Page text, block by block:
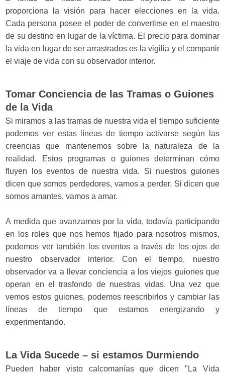
proporciona la visión para hacer elecciones en la vida.
Cada persona posee el poder de convertirse en el maestro
de su destino en lugar de la víctima. El precio para dominar
la vida en lugar de ser arrastrados es la vigilia y el compartir
el viaje de vida con su observador interior.
Tomar Conciencia de las Tramas o Guiones
de la Vida
Si miramos a las tramas de nuestra vida el tiempo suficiente
podemos ver estas líneas de tiempo activarse según las
creencias que mantenemos sobre la naturaleza de la
realidad. Estos programas o guiones determinan cómo
fluyen los eventos de nuestra vida. Si nuestros guiones
dicen que somos perdedores, vamos a perder. Si dicen que
somos amantes, vamos a amar.
A medida que avanzamos por la vida, todavía participando
en los roles que nos hemos fijado para nosotros mismos,
podemos ver también los eventos a través de los ojos de
nuestro observador interior. Con el tiempo, nuestro
observador va a llevar conciencia a los viejos guiones que
operan en el trasfondo de nuestras vidas. Una vez que
vemos estos guiones, podemos reescribirlos y cambiar las
líneas de tiempo que estamos energizando y
experimentando.
La Vida Sucede – si estamos Durmiendo
Pueden haber visto calcomanías que dicen "La Vida